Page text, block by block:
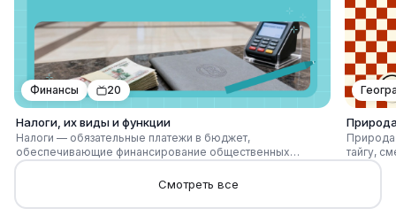
Финансы 20
Налоги, их виды и функции
Налоги — обязательные платежи в бюджет,
обеспечивающие финансирование общественных
функций государства. Виды налогов различают по уровню
(федеральные, региональные, местные), по объекту
(доход, имущество, потребление), по способу взимания
(прямые и косвенные). Основные функции — фискальная
идей
Природа
тайгу,
водные
Смотреть все